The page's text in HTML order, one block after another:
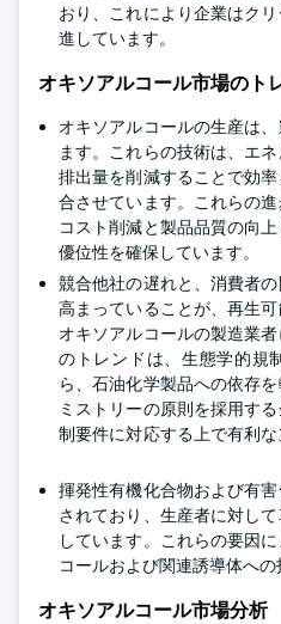
おり、これにより企業はク
進しています。
オキソアルコール市場のト
オキソアルコールの生産は
ます。これらの技術は、エ
排出量を削減することで効
合させています。これらの
コスト削減と製品品質の向
優位性を確保しています。
競合他社の遅れと、消費者
高まっていることが、再生
オキソアルコールの製造業
のトレンドは、生態学的規
ら、石油化学製品への依存
ミストリーの原則を採用す
制要件に対応する上で有利
揮発性有機化合物および有
されており、生産者に対し
しています。これらの要因
コールおよび関連誘導体への
オキソアルコール市場分析